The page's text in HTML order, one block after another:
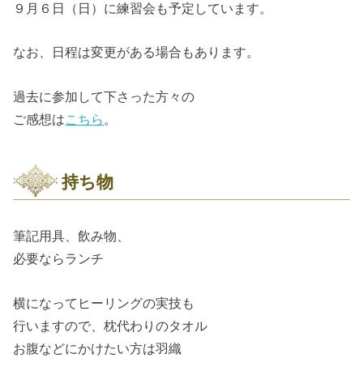
９月６日（日）に練習会も予定しています。
なお、日程は変更がある場合もあります。
過去に参加して下さった方々の
ご感想はこちら 。
持ち物
筆記用具、飲み物、
必要ならランチ
横になってヒーリングの実技も
行いますので、枕代わりのタオル
お腹などにかけたい方は羽織